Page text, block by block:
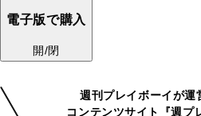
電子版で購入
開/閉
週刊プレイボーイが運
コンテンツサイト『週プ